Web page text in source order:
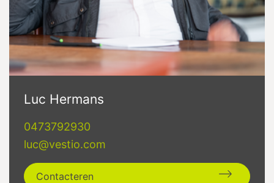
Luc Hermans
0473792930
luc@vestio.com
Contacteren